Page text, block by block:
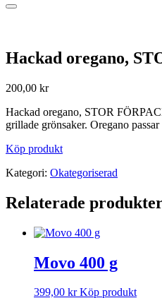
Hackad oregano,
200,00 kr
Hackad oregano, STOR
grillade grönsaker. Oregano
Köp produkt
Kategori: Okategoriserad
Relaterade
Movo 400 g
399,00 kr Köp produkt